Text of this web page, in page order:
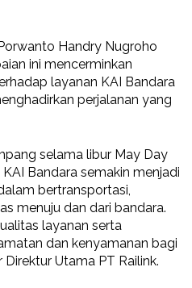
Handry Nugroho
ini mencerminkan
layanan KAI Bandara
perjalanan yang
selama libur May Day
Bandara semakin menjadi
bertransportasi,
menuju dan dari bandara.
layanan serta
dan kenyamanan bagi
Direktur Utama PT Railink.